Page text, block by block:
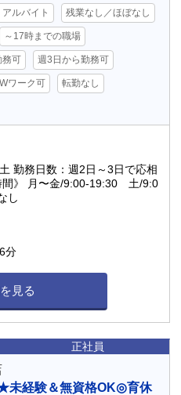
ルバイト 残業なし／ほぼなし
～17時までの職場
務可 週3日から勤務可
ワーク可 転勤なし
勤務日数：週2日～3日で応相
間》 月〜金/9:00-19:30 土/9:0
し
分
見る
正社員
未経験＆無資格OK◎育休